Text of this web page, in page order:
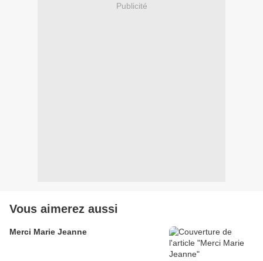
Publicité
Vous aimerez aussi
Merci Marie Jeanne